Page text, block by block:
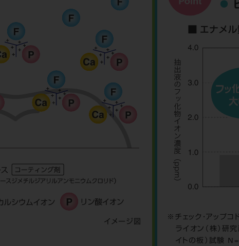
イメージ図
チェック・アップコ
ライオン（株）研
イトの板）試験